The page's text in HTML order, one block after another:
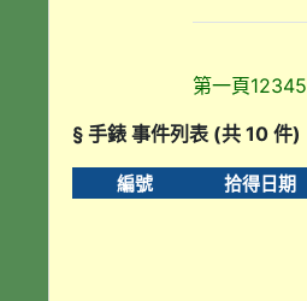
第一頁12345
§ 手錶 事件列表 (共 10 件)
編號 拾得日期